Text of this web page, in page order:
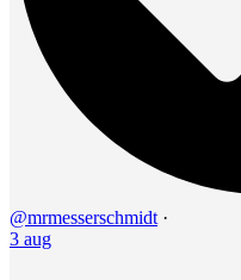
@mrmesserschmidt ·
3 aug